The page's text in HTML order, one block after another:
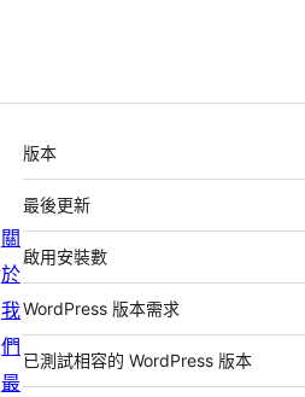
中
繼
資
料
版本
最後更新
啟用安裝數
WordPress 版本需求
已測試相容的 WordPress 版本
關
於
我
們
最